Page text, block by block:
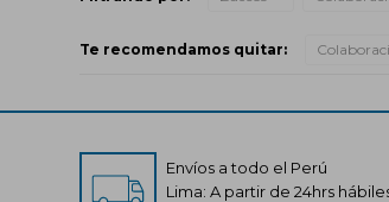
Te recomendamos quitar:
Envíos a todo el Perú
Lima: A partir de 24hrs